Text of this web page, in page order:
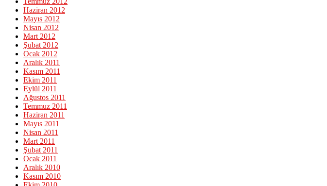
Haziran 2012
Mayıs 2012
Nisan 2012
Mart 2012
Şubat 2012
Ocak 2012
Aralık 2011
Kasım 2011
Ekim 2011
Eylül 2011
Ağustos 2011
Temmuz 2011
Haziran 2011
Mayıs 2011
Nisan 2011
Mart 2011
Şubat 2011
Ocak 2011
Aralık 2010
Kasım 2010